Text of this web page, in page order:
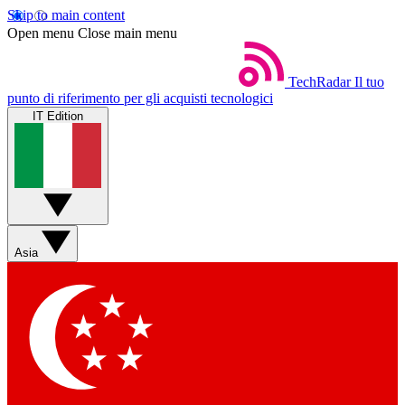
Skip to main content
Open menu Close main menu
TechRadar Il tuo
punto di riferimento per gli acquisti tecnologici
IT Edition
Asia